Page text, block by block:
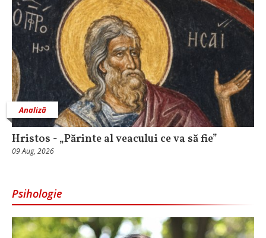
Analiză
Hristos - „Părinte al veacului ce va să fie”
09 Aug, 2026
Psihologie